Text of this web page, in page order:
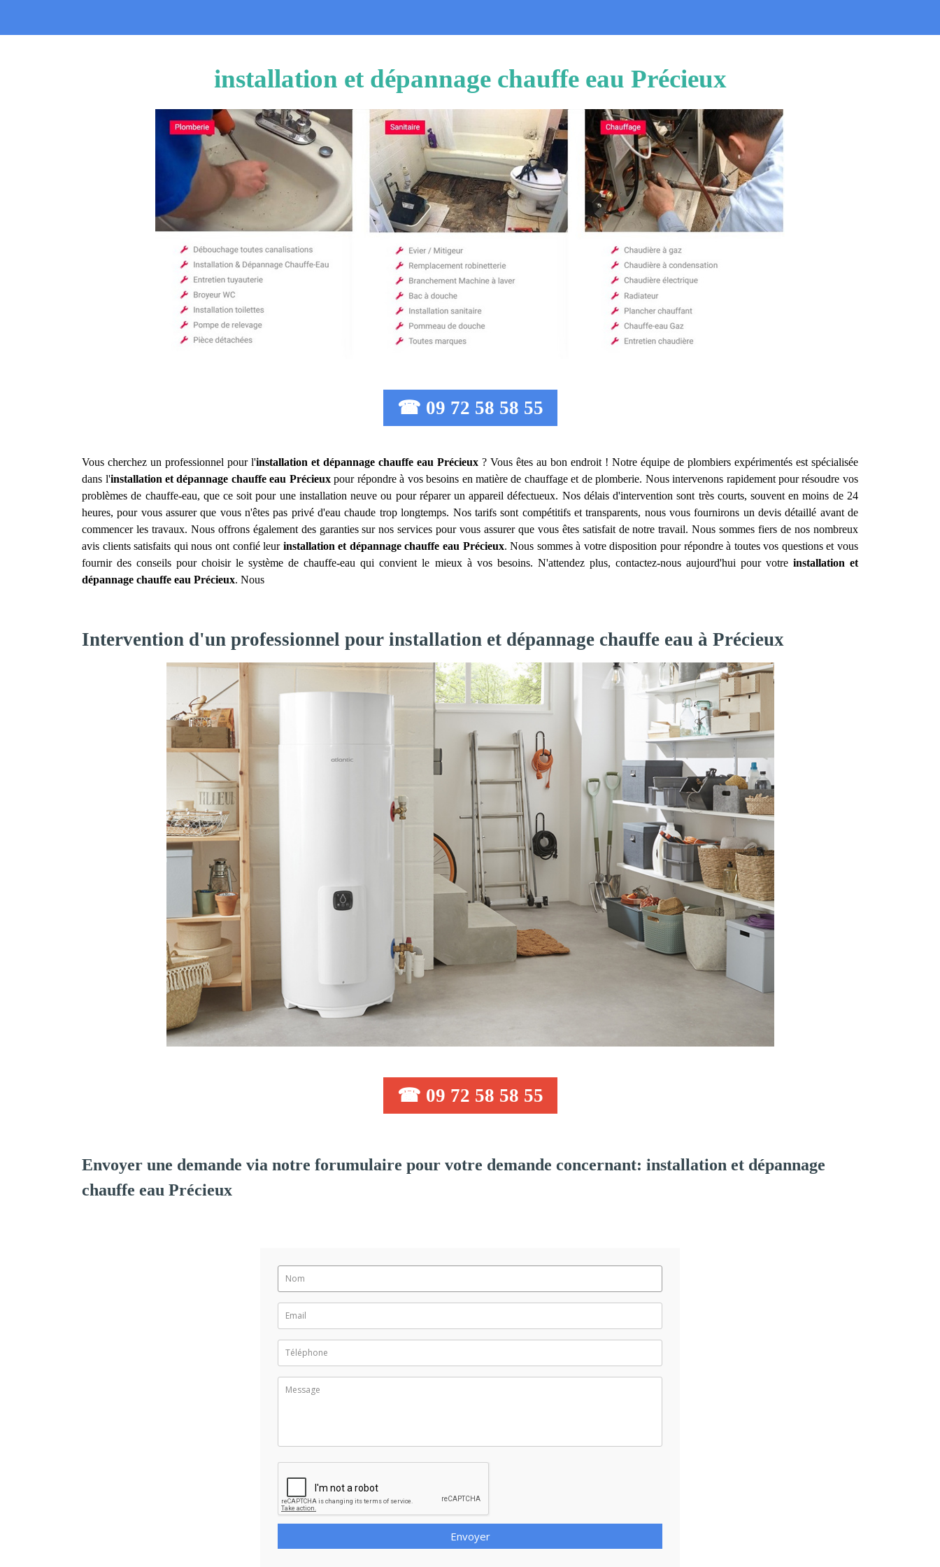
installation et dépannage chauffe eau Précieux
☎ 09 72 58 58 55
Vous cherchez un professionnel pour l'installation et dépannage chauffe eau Précieux ? Vous êtes au bon endroit ! Notre équipe de plombiers expérimentés est spécialisée
dans l'installation et dépannage chauffe eau Précieuxpour répondre à vos besoins en matière de chauffage et de plomberie. Nous intervenons rapidement pour résoudre vos
problèmes de chauffe-eau, que ce soit pour une installation neuve ou pour réparer un appareil défectueux. Nos délais d'intervention sont très courts, souvent en moins de 24
heures, pour vous assurer que vous n'êtes pas privé d'eau chaude trop longtemps. Nos tarifs sont compétitifs et transparents, nous vous fournirons un devis détaillé avant de
commencer les travaux. Nous offrons également des garanties sur nos services pour vous assurer que vous êtes satisfait de notre travail. Nous sommes fiers de nos nombreux
avis clients satisfaits qui nous ont confié leur installation et dépannage chauffe eau Précieux. Nous sommes à votre disposition pour répondre à toutes vos questions et vous
fournir des conseils pour choisir le système de chauffe-eau qui convient le mieux à vos besoins. N'attendez plus, contactez-nous aujourd'hui pour votre installation et
dépannage chauffe eau Précieux. Nous
Intervention d'un professionnel pour installation et dépannage chauffe eau à Précieux
☎ 09 72 58 58 55
Envoyer une demande via notre forumulaire pour votre demande concernant: installation et dépannage
chauffe eau Précieux
Envoyer